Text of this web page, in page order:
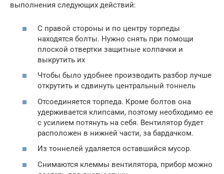
выполнения следующих действий:
С правой стороны и по центру торпеды
находятся болты. Нужно снять при помощи
плоской отвертки защитные колпачки и
выкрутить их
Чтобы было удобнее производить разбор лучше
открутить и сдвинуть центральный тоннель
Отсоединяется торпеда. Кроме болтов она
удерживается клипсами, поэтому необходимо ее
с усилием потянуть на себя. Вентилятор будет
расположен в нижней части, за бардачком.
Из тоннелей удаляется оставшийся мусор.
Снимаются клеммы вентилятора, прибор можно